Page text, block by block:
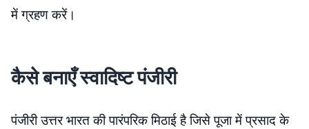
में ग्रहण करें।
कैसे बनाएँ स्वादिष्ट पंजीरी
पंजीरी उत्तर भारत की पारंपरिक मिठाई है जिसे पूजा में प्रसाद के